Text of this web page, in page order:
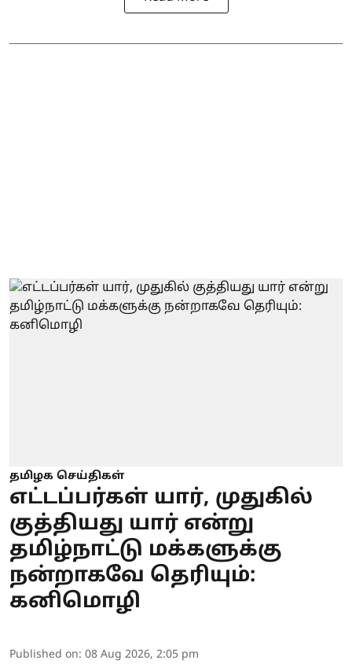
தமிழக செய்திகள்
எட்டப்பர்கள் யார், முதுகில்
குத்தியது யார் என்று
தமிழ்நாட்டு மக்களுக்கு
நன்றாகவே தெரியும்:
கனிமொழி
Published on: 08 Aug 2026, 2:05 pm